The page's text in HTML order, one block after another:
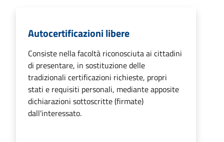
Autocertificazioni libere
Consiste nella facoltà riconosciuta ai cittadini
di presentare, in sostituzione delle
tradizionali certificazioni richieste, propri
stati e requisiti personali, mediante apposite
dichiarazioni sottoscritte (firmate)
dall'interessato.